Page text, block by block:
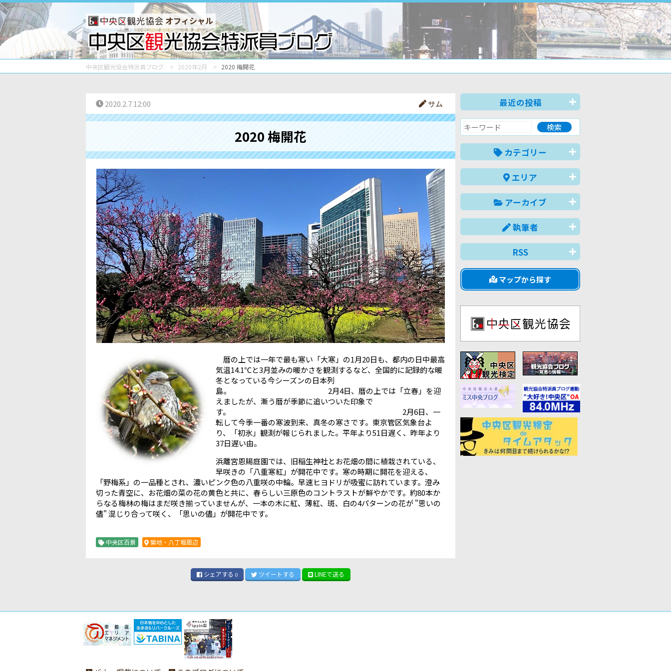
オフィシャル
中央区観光協会特派員ブログ 2020年2月 2020 梅開花
2020.2.7 12:00 サム
2020 梅開花
暦の上では一年で最も寒い「大寒」の1月20日も、都内の日中最高
気温14.1℃と3月並みの暖かさを観測するなど、全国的に記録的な暖
冬となっている今シーズンの日本列
島。 2月4日、暦の上では「立春」を迎
えましたが、漸う暦が季節に追いついた印象で
す。 2月6日、一
転して今季一番の寒波到来、真冬の寒さです。東京管区気象台よ
り、「初氷」観測が報じられました。平年より51日遅く、昨年より
37日遅い由。
浜離宮恩賜庭園では、旧稲生神社とお花畑の間に植栽されている、
早咲きの「八重寒紅」が開花中です。寒の時期に開花を迎える、
「野梅系」の一品種とされ、濃いピンク色の八重咲の中輪。早速ヒヨドリが吸蜜に訪れています。澄み
切った青空に、お花畑の菜の花の黄色と共に、春らしい三原色のコントラストが鮮やかです。約80本か
らなる梅林の梅はまだ咲き揃っていませんが、一本の木に紅、薄紅、斑、白の4パターンの花が "思いの
儘" 混じり合って咲く、「思いの儘」が開花中です。
中央区百景 築地・八丁堀周辺
シェアする 0 ツイートする LINEで送る
最近の投稿
カテゴリー
エリア
アーカイブ
執筆者
RSS
マップから探す